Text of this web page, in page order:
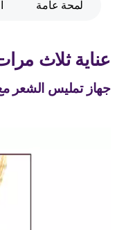
لمحة عامة
عناية ثلاث
جهاز تمليس الشعر